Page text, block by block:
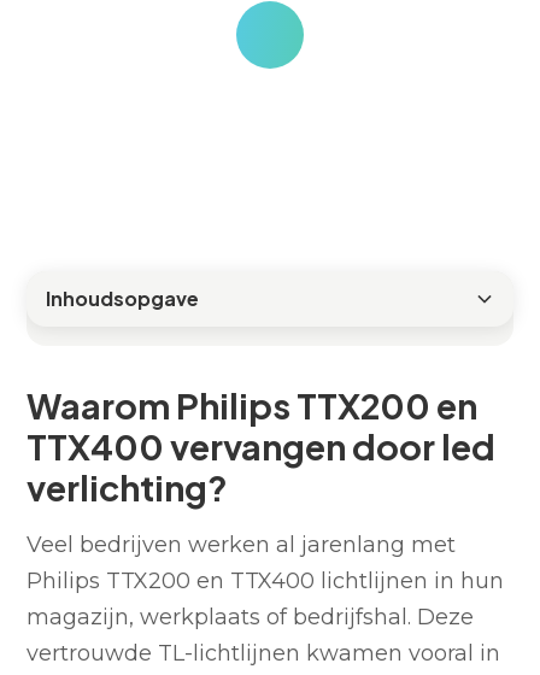
Waarom Philips TTX200 en
TTX400 vervangen door led
verlichting?
Veel bedrijven werken al jarenlang met
Philips TTX200 en TTX400 lichtlijnen in hun
magazijn, werkplaats of bedrijfshal. Deze
vertrouwde TL-lichtlijnen kwamen vooral in
Inhoudsopgave
led verlichting?
kiezen?
ombouwset
toepassing?
toekomstbestendigheid